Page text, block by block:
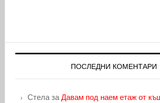
ПОСЛЕДНИ КОМЕНТАРИ
Стелаза Давам под наем етаж от